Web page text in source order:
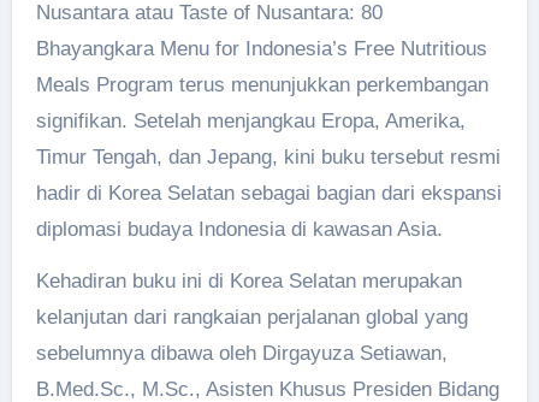
Nusantara atau Taste of Nusantara: 80
Bhayangkara Menu for Indonesia’s Free Nutritious
Meals Program terus menunjukkan perkembangan
signifikan. Setelah menjangkau Eropa, Amerika,
Timur Tengah, dan Jepang, kini buku tersebut resmi
hadir di Korea Selatan sebagai bagian dari ekspansi
diplomasi budaya Indonesia di kawasan Asia.
Kehadiran buku ini di Korea Selatan merupakan
kelanjutan dari rangkaian perjalanan global yang
sebelumnya dibawa oleh Dirgayuza Setiawan,
B.Med.Sc., M.Sc., Asisten Khusus Presiden Bidang